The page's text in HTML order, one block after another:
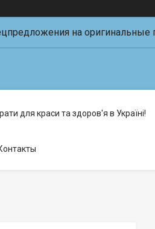
на оригинальные
для краси та здоров'я в Україні!